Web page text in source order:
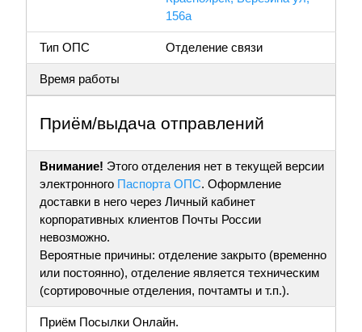
156а
Тип ОПС Отделение связи
Время работы
Приём/выдача отправлений
Внимание! Этого отделения нет в текущей версии
электронного Паспорта ОПС. Оформление
доставки в него через Личный кабинет
корпоративных клиентов Почты России
невозможно.
Вероятные причины: отделение закрыто (временно
или постоянно), отделение является техническим
(сортировочные отделения, почтамты и т.п.).
Приём Посылки Онлайн.